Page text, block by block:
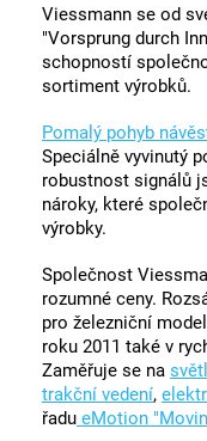
Viessmann se od
"Vorsprung durch
schopností
sortiment výrobků.
Pomalý pohyb
Speciálně vyvinutý
robustnost signálů
nároky, které
výrobky.
Společnost
rozumné ceny.
pro železniční
roku 2011 také v
Zaměřuje se na
trakční vedení,
řadu eMotion